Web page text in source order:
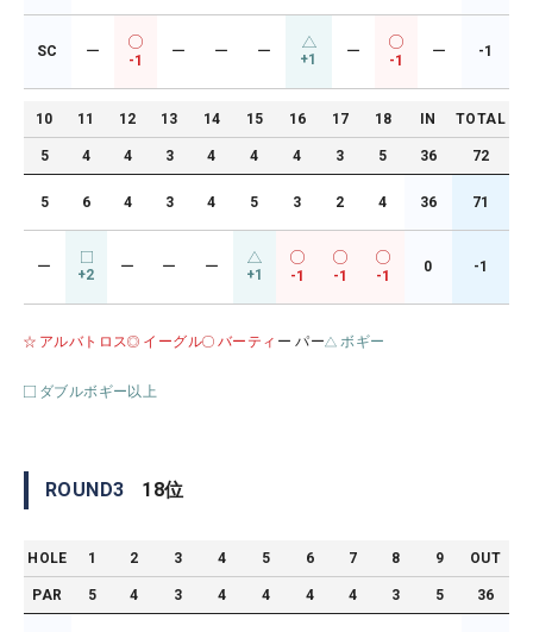
SC ー
-1
ー ー ー +1 ー
-1
ー -1
10 11 12 13 14 15 16 17 18 IN TOTAL
5 4 4 3 4 4 4 3 5 36 72
5 6 4 3 4 5 3 2 4 36 71
ー +2 ー ー ー +1 -1 -1 -1
0 -1
アルバトロス イーグル バーティ ー パー ボギー
ダブルボギー以上
ROUND3 18位
HOLE 1 2 3 4 5 6 7 8 9 OUT
PAR 5 4 3 4 4 4 4 3 5 36